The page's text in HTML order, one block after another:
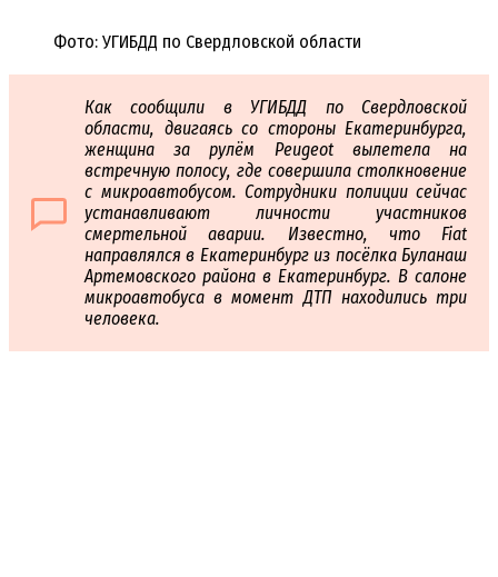
Фото: УГИБДД по Свердловской области
Как сообщили в УГИБДД по Свердловской
области, двигаясь со стороны Екатеринбурга,
женщина за рулём Peugeot вылетела на
встречную полосу, где совершила столкновение
с микроавтобусом. Сотрудники полиции сейчас
устанавливают личности участников
смертельной аварии. Известно, что Fiat
направлялся в Екатеринбург из посёлка Буланаш
Артемовского района в Екатеринбург. В салоне
микроавтобуса в момент ДТП находились три
человека.